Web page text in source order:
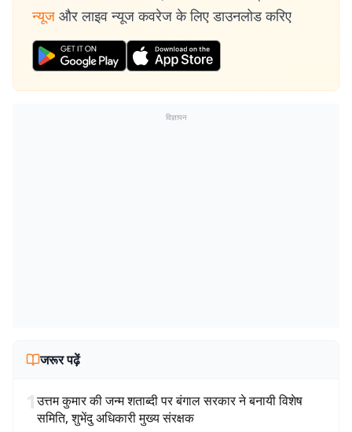
न्यूज और लाइव न्यूज कवरेज के लिए डाउनलोड करिए
विज्ञापन
जरूर पढ़ें
1उत्तम कुमार की जन्म शताब्दी पर बंगाल सरकार ने बनायी विशेष
समिति, शुभेंदु अधिकारी मुख्य संरक्षक